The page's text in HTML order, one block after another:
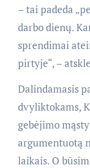
– tai padeda
darbo dienų.
sprendimai
pirtyje“, –
Dalindamasis
dvyliktokams,
gebėjimo
argumentuotą
laikais. O